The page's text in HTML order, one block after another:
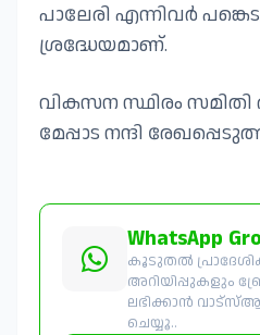
പാലേരി എന്നിവർ
ശ്രദ്ധേയമാണ്.
വികസന സ്ഥിരം സമിതി
മേപ്പാട നന്ദി
WhatsApp
കൂടുതൽ
അറിയിപ്പുകളും
ലഭിക്കാൻ
ചെയ്യൂ..